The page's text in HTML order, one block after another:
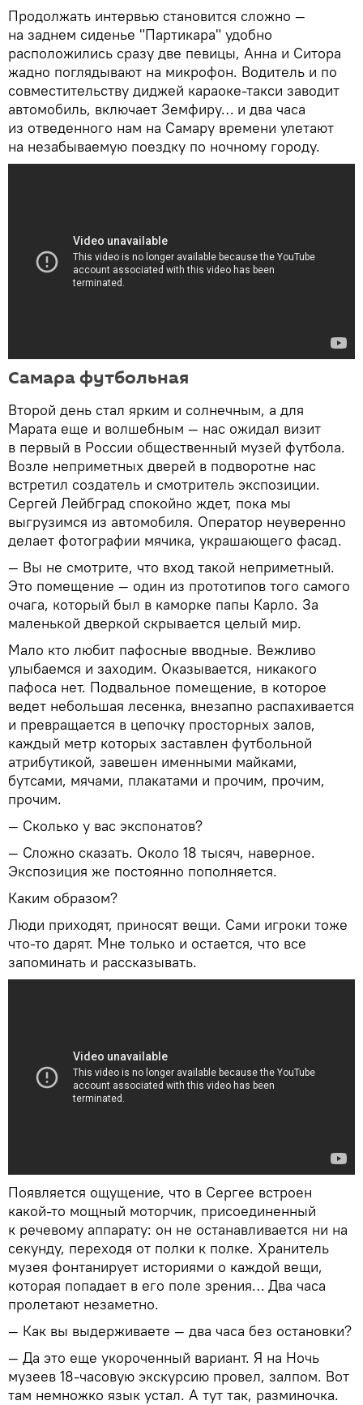
Продолжать интервью становится сложно —
на заднем сиденье "Партикара" удобно
расположились сразу две певицы, Анна и Ситора
жадно поглядывают на микрофон. Водитель и по
совместительству диджей караоке-такси заводит
автомобиль, включает Земфиру… и два часа
из отведенного нам на Самару времени улетают
на незабываемую поездку по ночному городу.
Самара футбольная
Второй день стал ярким и солнечным, а для
Марата еще и волшебным — нас ожидал визит
в первый в России общественный музей футбола.
Возле неприметных дверей в подворотне нас
встретил создатель и смотритель экспозиции.
Сергей Лейбград спокойно ждет, пока мы
выгрузимся из автомобиля. Оператор неуверенно
делает фотографии мячика, украшающего фасад.
— Вы не смотрите, что вход такой неприметный.
Это помещение — один из прототипов того самого
очага, который был в каморке папы Карло. За
маленькой дверкой скрывается целый мир.
Мало кто любит пафосные вводные. Вежливо
улыбаемся и заходим. Оказывается, никакого
пафоса нет. Подвальное помещение, в которое
ведет небольшая лесенка, внезапно распахивается
и превращается в цепочку просторных залов,
каждый метр которых заставлен футбольной
атрибутикой, завешен именными майками,
бутсами, мячами, плакатами и прочим, прочим,
прочим.
— Сколько у вас экспонатов?
— Сложно сказать. Около 18 тысяч, наверное.
Экспозиция же постоянно пополняется.
Каким образом?
Люди приходят, приносят вещи. Сами игроки тоже
что-то дарят. Мне только и остается, что все
запоминать и рассказывать.
Появляется ощущение, что в Сергее встроен
какой-то мощный моторчик, присоединенный
к речевому аппарату: он не останавливается ни на
секунду, переходя от полки к полке. Хранитель
музея фонтанирует историями о каждой вещи,
которая попадает в его поле зрения… Два часа
пролетают незаметно.
— Как вы выдерживаете — два часа без остановки?
— Да это еще укороченный вариант. Я на Ночь
музеев 18-часовую экскурсию провел, залпом. Вот
там немножко язык устал. А тут так, разминочка.